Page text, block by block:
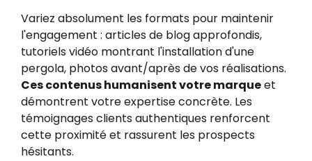
Variez absolument les formats pour maintenir
l'engagement : articles de blog approfondis,
tutoriels vidéo montrant l'installation d'une
pergola, photos avant/après de vos réalisations.
Ces contenus humanisent votre marqueet
démontrent votre expertise concrète. Les
témoignages clients authentiques renforcent
cette proximité et rassurent les prospects
hésitants.